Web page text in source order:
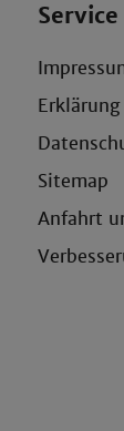
Service
Sitemap
Anfahrt